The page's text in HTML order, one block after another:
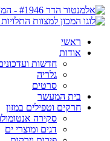
ראשי
אודות
חדשות
גלריה
סרטים
בית המעשר
חרקים וטפילים במזון
סקירה
דגים ומוצרי ים